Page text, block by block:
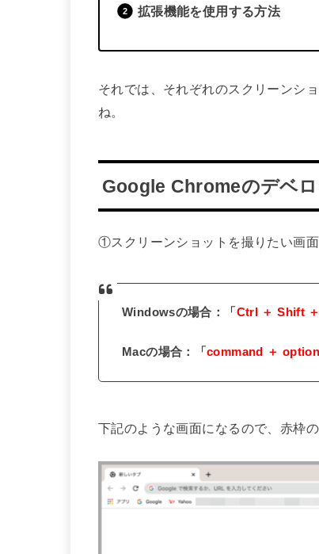
拡張機能を使用する方法
それでは、それぞれのスクリーンシ
ね。
Google Chromeのデベ
①スクリーンショットを撮りたい画
Windowsの場合：「 Ctrl ＋ Shift ＋
Macの場合：「command ＋ option
下記のような画面になるので、赤枠